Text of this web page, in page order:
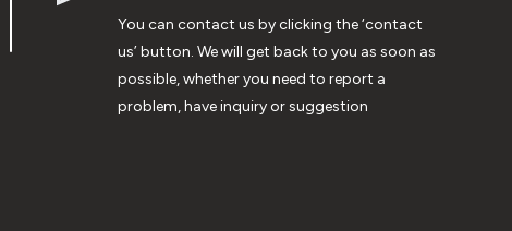
You can contact us by clicking the ‘contact
us’ button. We will get back to you as soon as
possible, whether you need to report a
problem, have inquiry or suggestion